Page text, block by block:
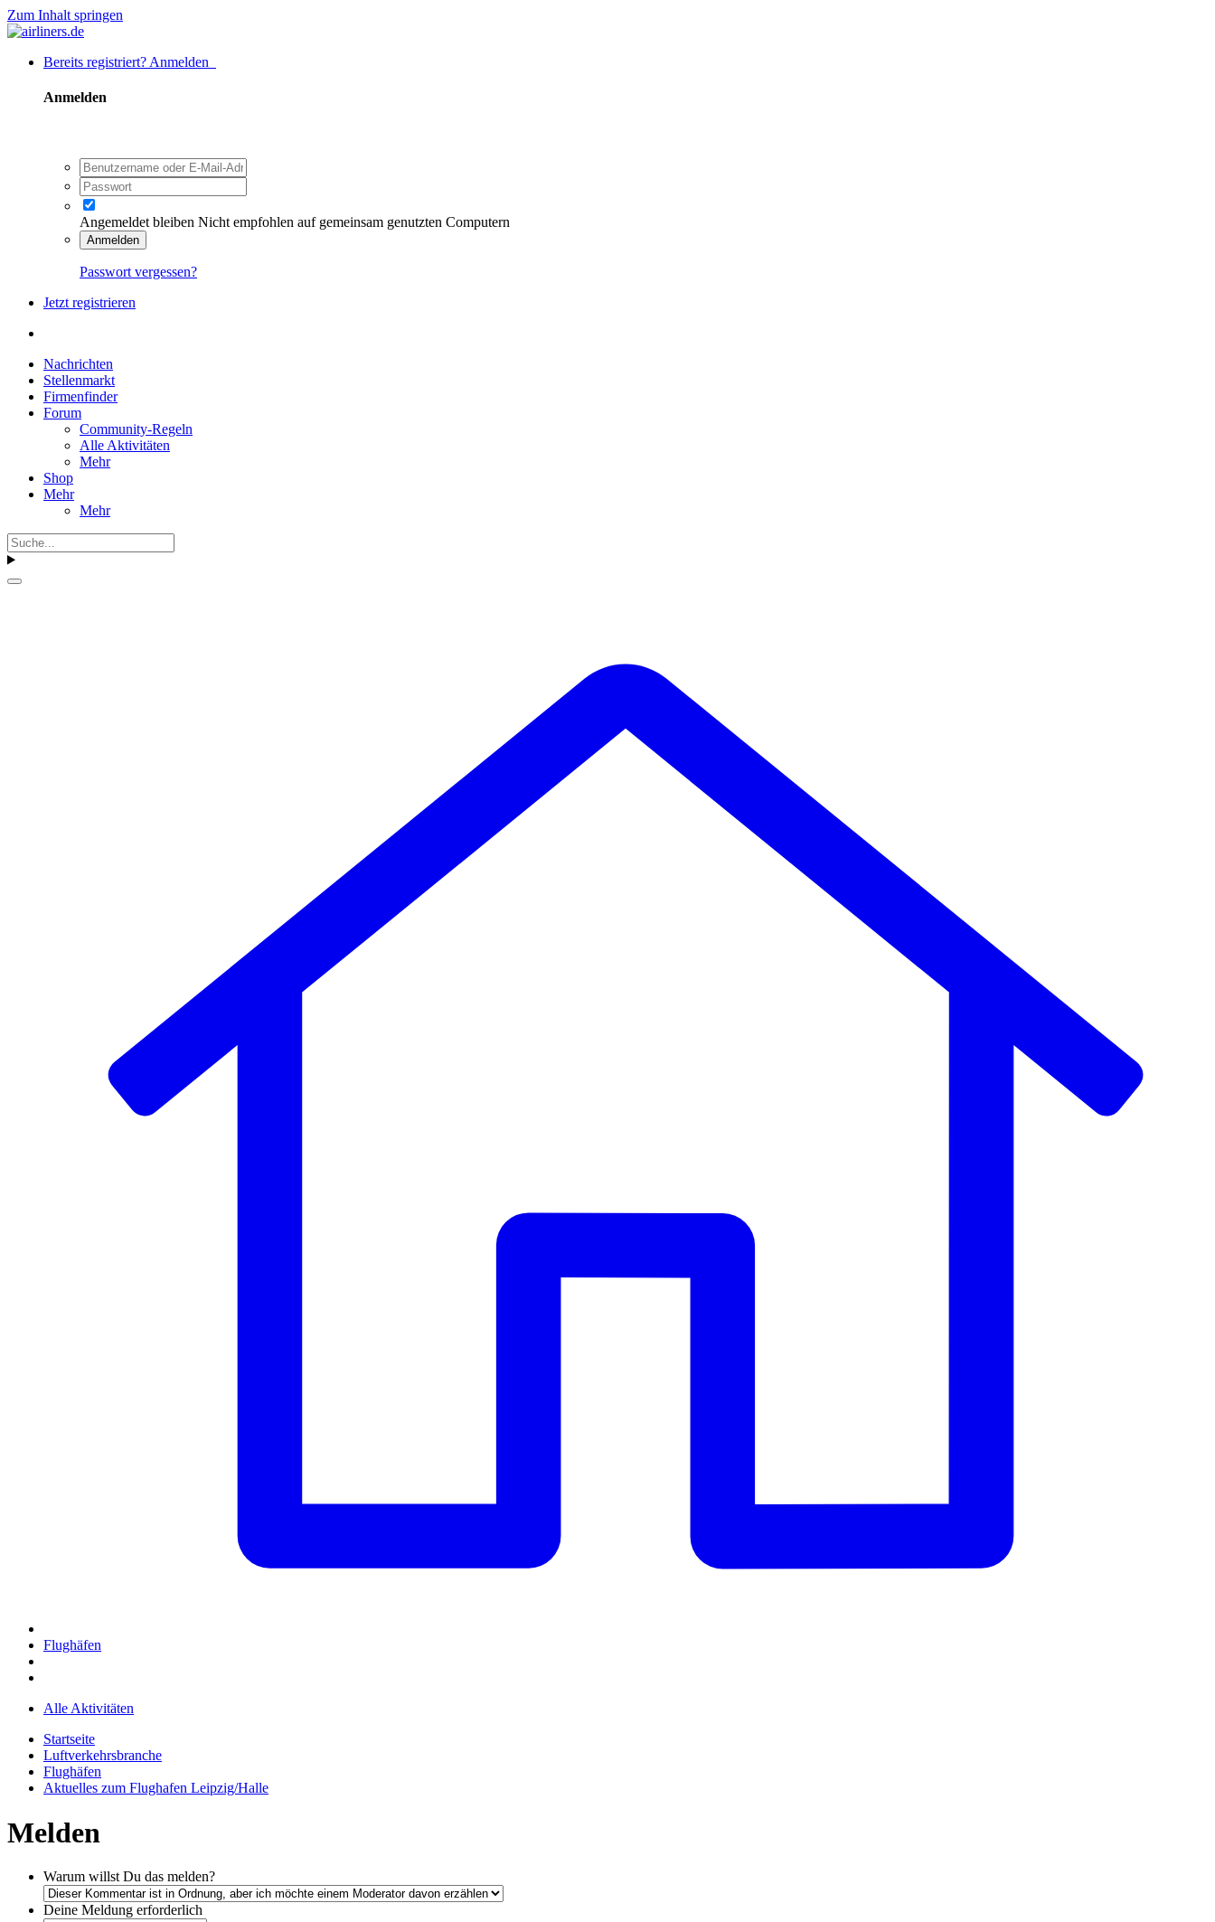
Zum Inhalt springen
Bereits registriert? Anmelden
Anmelden
Angemeldet bleiben Nicht empfohlen auf gemeinsam genutzten Computern
Anmelden
Passwort vergessen?
Jetzt registrieren
Nachrichten
Stellenmarkt
Firmenfinder
Forum
Community-Regeln
Alle Aktivitäten
Mehr
Shop
Mehr
Mehr
Flughäfen
Alle Aktivitäten
Startseite
Luftverkehrsbranche
Flughäfen
Aktuelles zum Flughafen Leipzig/Halle
Melden
Warum willst Du das melden?
Deine Meldung erforderlich